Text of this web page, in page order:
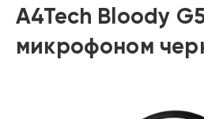
A4Tech Bloody
микрофоном